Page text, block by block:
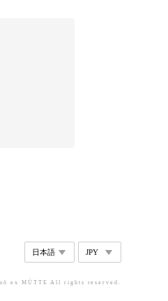
ex MÜTTE All rights reserved.